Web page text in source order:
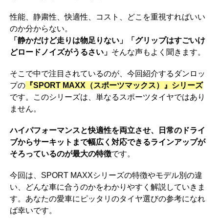
k
性能、静粛性、快適性、コスト、どこを重視すればいい
のか分からない。
「静かだけど走りは物足りない」「グリップはすごいけ
どロードノイズがうるさい」 そんな声もよく聞きます。
そこで中で注目されているのが、今回紹介するダンロッ
プの 『SPORT MAXX（スポーツマックス）』シリーズ
です。このシリーズは、単なるスポーツタイヤではあり
ません。
ハイパフォーマンスと快適性を両立させ、日常のドライ
ブからサーキットまで幅広く対応できるラインアップが
そろっているのが最大の特徴です。
今回は、SPORT MAXXシリーズの特徴やモデル別の違
い、どんな車に合うのかをわかりやすく解説していきま
す。あなたの愛車にピッタリのタイヤ選びの参考になれ
ば幸いです。